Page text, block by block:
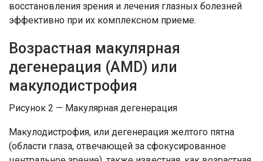
восстановления зрения и лечения глазных болезней
эффективно при их комплексном приеме.
Возрастная макулярная
дегенерация (AMD) или
макулодистрофия
Рисунок 2 — Макулярная дегенерация
Макулодистрофия, или дегенерация желтого пятна
(области глаза, отвечающей за сфокусированное